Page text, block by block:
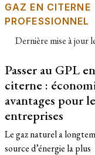
GAZ EN CITERNE
PROFESSIONNEL
Dernière mise à jour
Passer au GPL en
citerne :
avantages pour
entreprises
Le gaz naturel a
source d’énergie la plus